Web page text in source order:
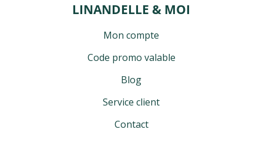
LINANDELLE & MOI
Mon compte
Code promo valable
Blog
Service client
Contact